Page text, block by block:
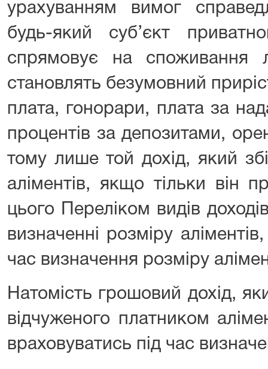
урахуванням вимог
будь-який суб’єкт
спрямовує на споживання
становлять безумовний
плата, гонорари, плата за
процентів за депозитами,
тому лише той дохід, який
аліментів, якщо тільки він
цього Переліком видів
визначенні розміру
час визначення розміру
Натомість грошовий дохід,
відчуженого платником
враховуватись під час